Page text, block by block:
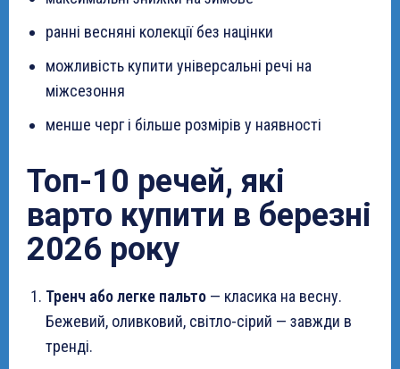
ранні весняні колекції без націнки
можливість купити універсальні речі на
міжсезоння
менше черг і більше розмірів у наявності
Топ-10 речей, які
варто купити в березні
2026 року
Тренч або легке пальто — класика на весну.
Бежевий, оливковий, світло-сірий — завжди в
тренді.